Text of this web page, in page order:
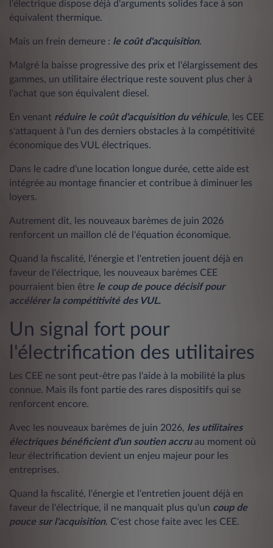
l'électrique dispose déjà d'arguments solides face à son
équivalent thermique.
Mais un frein demeure : le coût d'acquisition.
Malgré la baisse progressive des prix et l'élargissement des
gammes, un utilitaire électrique reste souvent plus cher à
l'achat que son équivalent diesel.
En venant réduire le coût d'acquisition du véhicule, les CEE
s'attaquent à l'un des derniers obstacles à la compétitivité
économique des VUL électriques.
Dans le cadre d'une location longue durée, cette aide est
intégrée au montage financier et contribue à diminuer les
loyers.
Autrement dit, les nouveaux barèmes de juin 2026
renforcent un maillon clé de l'équation économique.
Quand la fiscalité, l'énergie et l'entretien jouent déjà en
faveur de l'électrique, les nouveaux barèmes CEE
pourraient bien être le coup de pouce décisif pour
accélérer la compétitivité des VUL.
Un signal fort pour
l'électrification des utilitaires
Les CEE ne sont peut-être pas l'aide à la mobilité la plus
connue. Mais ils font partie des rares dispositifs qui se
renforcent encore.
Avec les nouveaux barèmes de juin 2026, les utilitaires
électriques bénéficient d'un soutien accruau moment où
leur électrification devient un enjeu majeur pour les
entreprises.
Quand la fiscalité, l'énergie et l'entretien jouent déjà en
faveur de l'électrique, il ne manquait plus qu'un coup de
pouce sur l'acquisition. C'est chose faite avec les CEE.